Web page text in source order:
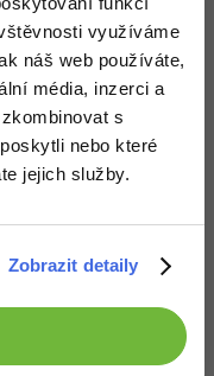
využíváme
náš web používáte,
média, inzerci a
s
nebo které
jejich služby.
Zobrazit detaily
a
a utility třídy v